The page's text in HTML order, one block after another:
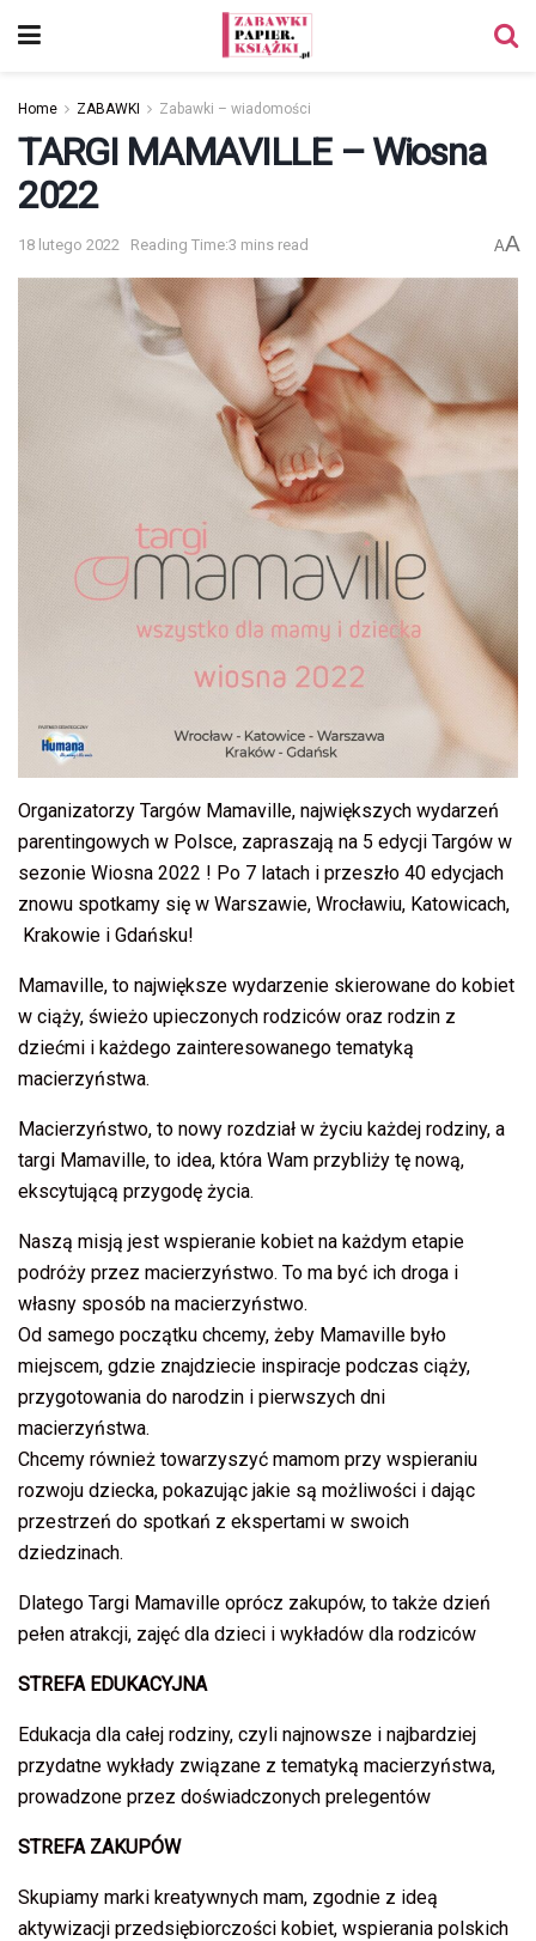
Home ZABAWKI Zabawki – wiadomości
TARGI MAMAVILLE – Wiosna
2022
18 lutego 2022 Reading Time:3 mins read AA
Organizatorzy Targów Mamaville, największych wydarzeń
parentingowych w Polsce, zapraszają na 5 edycji Targów w
sezonie Wiosna 2022 ! Po 7 latach i przeszło 40 edycjach
znowu spotkamy się w Warszawie, Wrocławiu, Katowicach,
Krakowie i Gdańsku!
Mamaville, to największe wydarzenie skierowane do kobiet
w ciąży, świeżo upieczonych rodziców oraz rodzin z
dziećmi i każdego zainteresowanego tematyką
macierzyństwa.
Macierzyństwo, to nowy rozdział w życiu każdej rodziny, a
targi Mamaville, to idea, która Wam przybliży tę nową,
ekscytującą przygodę życia.
Naszą misją jest wspieranie kobiet na każdym etapie
podróży przez macierzyństwo. To ma być ich droga i
własny sposób na macierzyństwo.
Od samego początku chcemy, żeby Mamaville było
miejscem, gdzie znajdziecie inspiracje podczas ciąży,
przygotowania do narodzin i pierwszych dni
macierzyństwa.
Chcemy również towarzyszyć mamom przy wspieraniu
rozwoju dziecka, pokazując jakie są możliwości i dając
przestrzeń do spotkań z ekspertami w swoich
dziedzinach.
Dlatego Targi Mamaville oprócz zakupów, to także dzień
pełen atrakcji, zajęć dla dzieci i wykładów dla rodziców
STREFA EDUKACYJNA
Edukacja dla całej rodziny, czyli najnowsze i najbardziej
przydatne wykłady związane z tematyką macierzyństwa,
prowadzone przez doświadczonych prelegentów
STREFA ZAKUPÓW
Skupiamy marki kreatywnych mam, zgodnie z ideą
aktywizacji przedsiębiorczości kobiet, wspierania polskich